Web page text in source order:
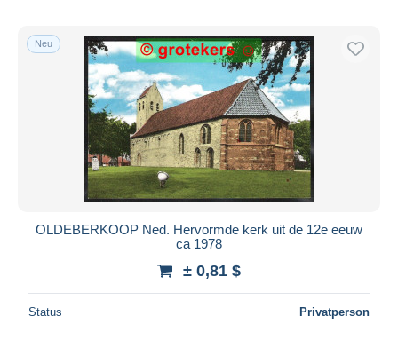
Neu
OLDEBERKOOP Ned. Hervormde kerk uit de 12e eeuw
ca 1978
± 0,81 $
Status Privatperson